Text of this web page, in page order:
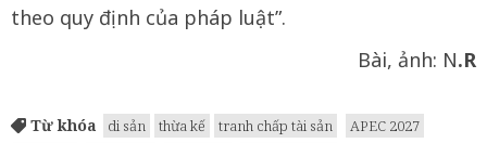
theo quy định của pháp luật”.
Bài, ảnh: N.R
Từ khóa di sản thừa kế tranh chấp tài sản
APEC 2027